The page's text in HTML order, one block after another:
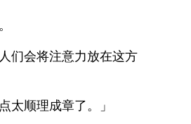
们会将注意力放在这方
太顺理成章了。」